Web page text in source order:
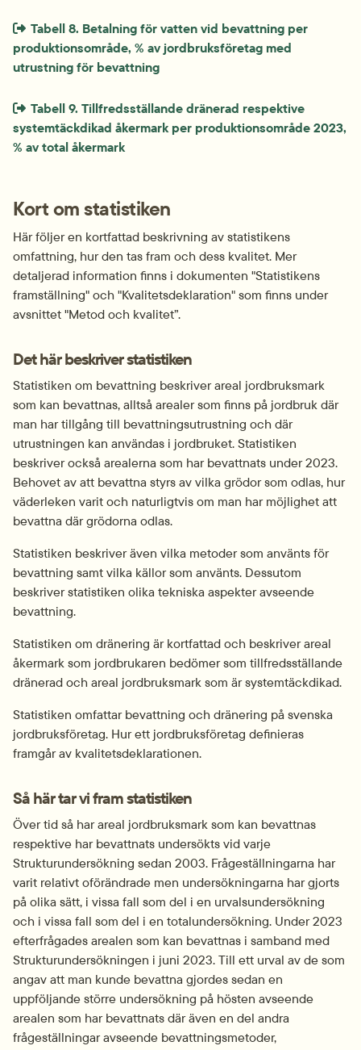
Extern länk som öppnas i nytt fönster eller ny flik.
Tabell 8. Betalning för vatten vid bevattning per
produktionsområde, % av jordbruksföretag med
utrustning för bevattning
Extern länk som öppnas i nytt fönster eller ny flik.
Tabell 9. Tillfredsställande dränerad respektive
systemtäckdikad åkermark per produktionsområde 2023,
% av total åkermark
Kort om statistiken
Här följer en kortfattad beskrivning av statistikens
omfattning, hur den tas fram och dess kvalitet. Mer
detaljerad information finns i dokumenten "Statistikens
framställning" och "Kvalitetsdeklaration" som finns under
avsnittet "Metod och kvalitet”.
Det här beskriver statistiken
Statistiken om bevattning beskriver areal jordbruksmark
som kan bevattnas, alltså arealer som finns på jordbruk där
man har tillgång till bevattningsutrustning och där
utrustningen kan användas i jordbruket. Statistiken
beskriver också arealerna som har bevattnats under 2023.
Behovet av att bevattna styrs av vilka grödor som odlas, hur
väderleken varit och naturligtvis om man har möjlighet att
bevattna där grödorna odlas.
Statistiken beskriver även vilka metoder som använts för
bevattning samt vilka källor som använts. Dessutom
beskriver statistiken olika tekniska aspekter avseende
bevattning.
Statistiken om dränering är kortfattad och beskriver areal
åkermark som jordbrukaren bedömer som tillfredsställande
dränerad och areal jordbruksmark som är systemtäckdikad.
Statistiken omfattar bevattning och dränering på svenska
jordbruksföretag. Hur ett jordbruksföretag definieras
framgår av kvalitetsdeklarationen.
Så här tar vi fram statistiken
Över tid så har areal jordbruksmark som kan bevattnas
respektive har bevattnats undersökts vid varje
Strukturundersökning sedan 2003. Frågeställningarna har
varit relativt oförändrade men undersökningarna har gjorts
på olika sätt, i vissa fall som del i en urvalsundersökning
och i vissa fall som del i en totalundersökning. Under 2023
efterfrågades arealen som kan bevattnas i samband med
Strukturundersökningen i juni 2023. Till ett urval av de som
angav att man kunde bevattna gjordes sedan en
uppföljande större undersökning på hösten avseende
arealen som har bevattnats där även en del andra
frågeställningar avseende bevattningsmetoder,